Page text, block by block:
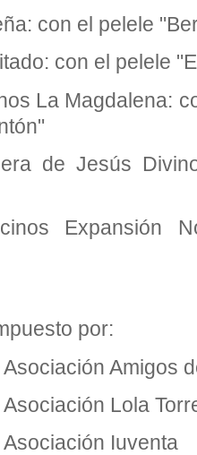
con el pelele
con el pelele
La Magdalena:
de Jesús
Expansión
por:
Amigos
Lola
Iuventa